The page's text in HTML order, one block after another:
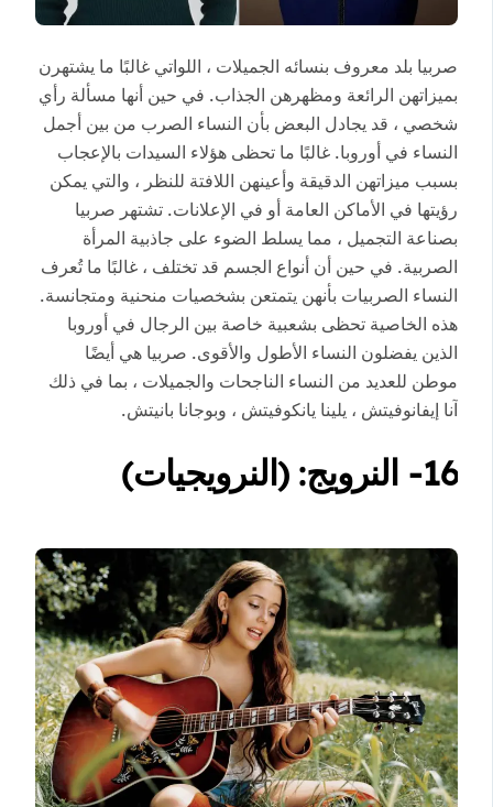
صربيا بلد معروف بنسائه الجميلات ، اللواتي غالبًا ما يشتهرن
بميزاتهن الرائعة ومظهرهن الجذاب. في حين أنها مسألة رأي
شخصي ، قد يجادل البعض بأن النساء الصرب من بين أجمل
النساء في أوروبا. غالبًا ما تحظى هؤلاء السيدات بالإعجاب
بسبب ميزاتهن الدقيقة وأعينهن اللافتة للنظر ، والتي يمكن
رؤيتها في الأماكن العامة أو في الإعلانات. تشتهر صربيا
بصناعة التجميل ، مما يسلط الضوء على جاذبية المرأة
الصربية. في حين أن أنواع الجسم قد تختلف ، غالبًا ما تُعرف
النساء الصربيات بأنهن يتمتعن بشخصيات منحنية ومتجانسة.
هذه الخاصية تحظى بشعبية خاصة بين الرجال في أوروبا
الذين يفضلون النساء الأطول والأقوى. صربيا هي أيضًا
موطن للعديد من النساء الناجحات والجميلات ، بما في ذلك
آنا إيفانوفيتش ، يلينا يانكوفيتش ، وبوجانا بانيتش.
16- النرويج: (النرويجيات)